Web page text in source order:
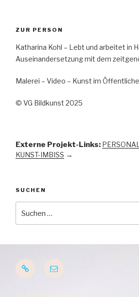
ZUR PERSON
Katharina Kohl – Lebt und arbeitet in
Auseinandersetzung mit dem
Malerei – Video – Kunst im
© VG Bildkunst 2025
Externe Projekt-Links:
KUNST-IMBISS →
SUCHEN
nach:
Startseite
E-